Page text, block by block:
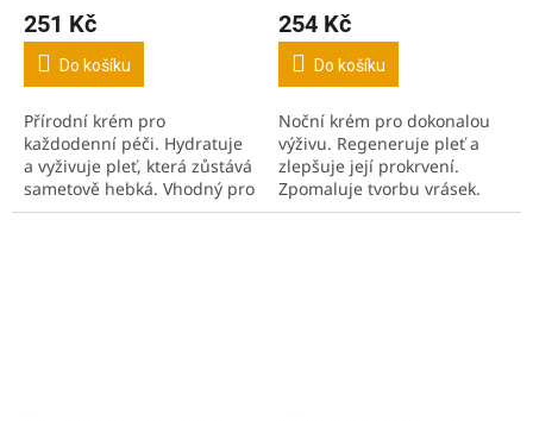
251 Kč
Do košíku
Přírodní krém pro
každodenní péči. Hydratuje
a vyživuje pleť, která zůstává
sametově hebká. Vhodný pro
normální, smíšenou, nebo
254 Kč
Do košíku
Noční krém pro dokonalou
výživu. Regeneruje pleť a
zlepšuje její prokrvení.
Zpomaluje tvorbu vrásek.